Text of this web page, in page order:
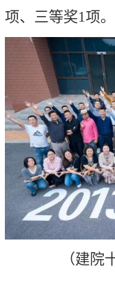
项、三等奖1项。
（建院